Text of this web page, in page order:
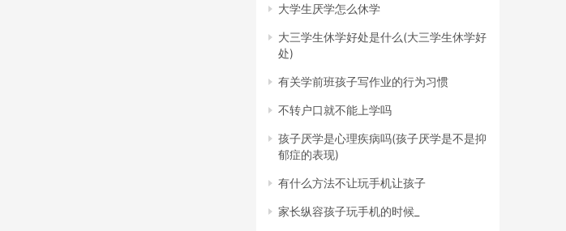
大学生厌学怎么休学
大三学生休学好处是什么(大三学生休学好
处)
有关学前班孩子写作业的行为习惯
不转户口就不能上学吗
孩子厌学是心理疾病吗(孩子厌学是不是抑
郁症的表现)
有什么方法不让玩手机让孩子
家长纵容孩子玩手机的时候_